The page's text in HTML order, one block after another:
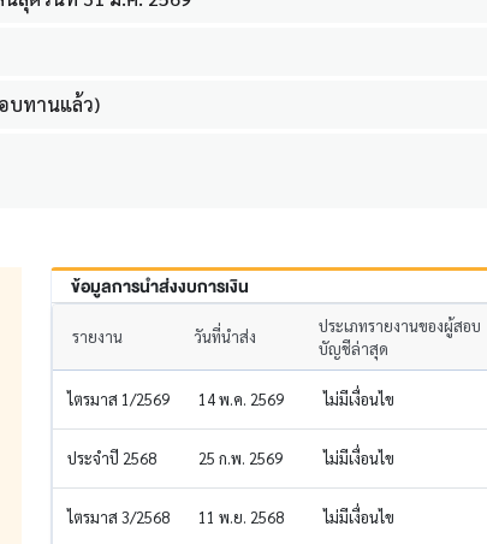
บทานแล้ว)
ข้อมูลการนำส่งงบการเงิน
รายงาน วันที่นำส่ง
ประเภทรายงานของผู้สอบ
บัญชีล่าสุด
ไตรมาส 1/2569 14 พ.ค. 2569 ไม่มีเงื่อนไข
ประจำปี 2568 25 ก.พ. 2569 ไม่มีเงื่อนไข
ไตรมาส 3/2568 11 พ.ย. 2568 ไม่มีเงื่อนไข